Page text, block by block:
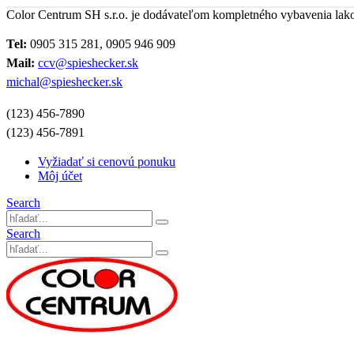
Color Centrum SH s.r.o. je dodávateľom kompletného vybavenia
Tel: 0905 315 281, 0905 946 909
Mail: ccv@spieshecker.sk
michal@spieshecker.sk
(123) 456-7890
(123) 456-7891
Vyžiadať si cenovú ponuku
Môj účet
Search
Search